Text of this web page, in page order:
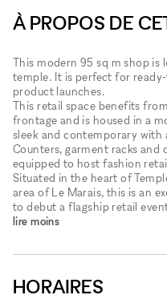
À PROPOS DE
This modern 95 sq m shop is
temple. It is perfect for
product launches.
This retail space benefits
frontage and is housed in a
sleek and contemporary
Counters, garment racks and
equipped to host fashion
Situated in the heart of
area of Le Marais, this is an
to debut a flagship retail
lire moins
HORAIRES